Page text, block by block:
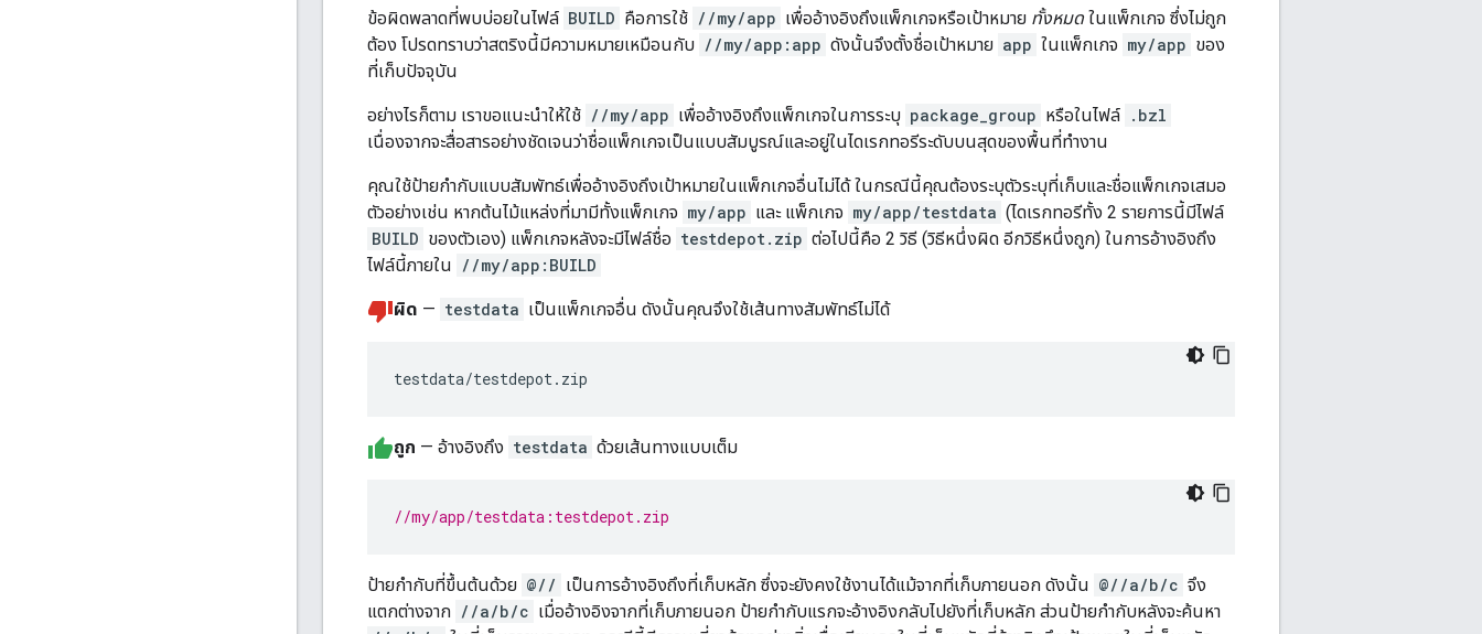
ข้อผิดพลาดที่พบบ่อยในไฟล์ BUILD คือการใช้ //my/app เพื่ออ้างอิงถึงแพ็กเกจหรือเป้าหมาย ทั้งหมดในแพ็กเกจ ซึ่งไม่ถูก
ต้อง โปรดทราบว่าสตริงนี้มีความหมายเหมือนกับ //my/app:app ดังนั้นจึงตั้งชื่อเป้าหมาย app ในแพ็กเกจ my/app ของ
ที่เก็บปัจจุบัน
อย่างไรก็ตาม เราขอแนะนำให้ใช้ //my/app เพื่ออ้างอิงถึงแพ็กเกจในการระบุ package_group หรือในไฟล์ .bzl
เนื่องจากจะสื่อสารอย่างชัดเจนว่าชื่อแพ็กเกจเป็นแบบสัมบูรณ์และอยู่ในไดเรกทอรีระดับบนสุดของพื้นที่ทำงาน
คุณใช้ป้ายกำกับแบบสัมพัทธ์เพื่ออ้างอิงถึงเป้าหมายในแพ็กเกจอื่นไม่ได้ ในกรณีนี้คุณต้องระบุตัวระบุที่เก็บและชื่อแพ็กเกจเสมอ
ตัวอย่างเช่น หากต้นไม้แหล่งที่มามีทั้งแพ็กเกจ my/app และ แพ็กเกจ my/app/testdata (ไดเรกทอรีทั้ง 2 รายการนี้มีไฟล์
BUILD ของตัวเอง) แพ็กเกจหลังจะมีไฟล์ชื่อ testdepot.zip ต่อไปนี้คือ 2 วิธี (วิธีหนึ่งผิด อีกวิธีหนึ่งถูก) ในการอ้างอิงถึง
ไฟล์นี้ภายใน //my/app:BUILD
ผิด — testdata เป็นแพ็กเกจอื่น ดังนั้นคุณจึงใช้เส้นทางสัมพัทธ์ไม่ได้
testdata/testdepot.zip
ถูก — อ้างอิงถึง testdata ด้วยเส้นทางแบบเต็ม
//my/app/testdata:testdepot.zip
ป้ายกำกับที่ขึ้นต้นด้วย @// เป็นการอ้างอิงถึงที่เก็บหลัก ซึ่งจะยังคงใช้งานได้แม้จากที่เก็บภายนอก ดังนั้น @//a/b/c จึง
แตกต่างจาก //a/b/c เมื่ออ้างอิงจากที่เก็บภายนอก ป้ายกำกับแรกจะอ้างอิงกลับไปยังที่เก็บหลัก ส่วนป้ายกำกับหลังจะค้นหา